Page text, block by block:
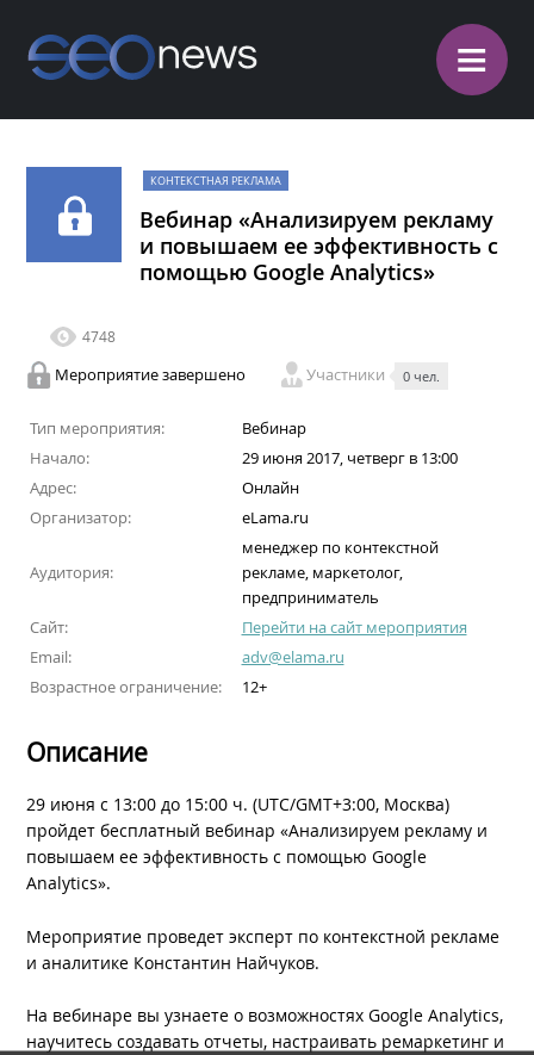
≡
КОНТЕКСТНАЯ РЕКЛАМА
Вебинар «Анализируем рекламу
и повышаем ее эффективность с
помощью Google Analytics»
4748
Мероприятие завершено Участники 0 чел.
Тип мероприятия:
Вебинар
Начало:
29 июня 2017, четверг в 13:00
Адрес:
Онлайн
Организатор:
eLama.ru
Аудитория:
менеджер по контекстной
рекламе, маркетолог,
предприниматель
Сайт:
Перейти на сайт мероприятия
Email:
adv@elama.ru
Возрастное ограничение:
12+
Описание
29 июня с 13:00 до 15:00 ч. (UTC/GMT+3:00, Москва)
пройдет бесплатный вебинар «Анализируем рекламу и
повышаем ее эффективность с помощью Google
Analytics».
Мероприятие проведет эксперт по контекстной рекламе
и аналитике Константин Найчуков.
На вебинаре вы узнаете о возможностях Google Analytics,
научитесь создавать отчеты, настраивать ремаркетинг и